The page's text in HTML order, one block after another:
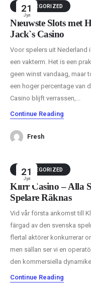
21
Јул
UNCATEGORIZED
Nieuwste Slots met
Jack`s Casino
Voor spelers uit Nederland
een vakterm. Het is een
geen winst vandaag, maar
een hoger percentage van
Casino blijft verrassen,...
Continue Reading
Fresh
21
Јул
UNCATEGORIZED
Klirr Casino – Alla
Spelare Räknas
Vid vår första ankomst till
färgad av den svenska
flertal aktörer konkurrerar
men sällan ser vi en
den kommersiella
Continue Reading